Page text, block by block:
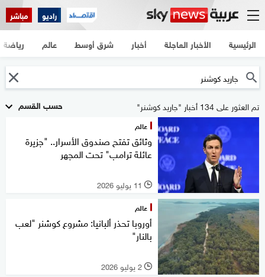
راديو مباشر
الرئيسية الأخبار العاجلة أخبار شرق أوسط عالم رياضة
حسب القسم تم العثور على 134 أخبار "جاريد كوشنر"
عالم
وثائق تفتح صندوق الأسرار.. "جزيرة
عائلة ترامب" تحت المجهر
l 11 يوليو 2026
عالم
أوروبا تحذر ألبانيا: مشروع كوشنر "لعب
بالنار"
l 2 يوليو 2026